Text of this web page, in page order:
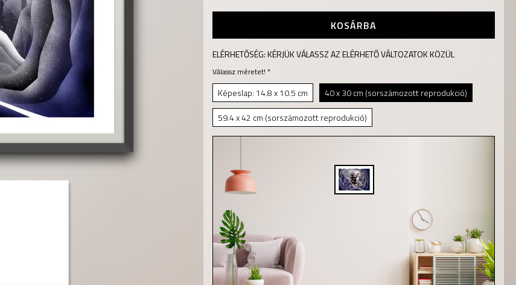
KOSÁRBA
ELÉRHETŐSÉG: KÉRJÜK VÁLASSZ AZ ELÉRHETŐ VÁLTOZATOK KÖZÜL
Válassz méretet!*
Képeslap: 14.8 x 10.5 cm
40 x 30 cm (sorszámozott reprodukció)
59.4 x 42 cm (sorszámozott reprodukció)